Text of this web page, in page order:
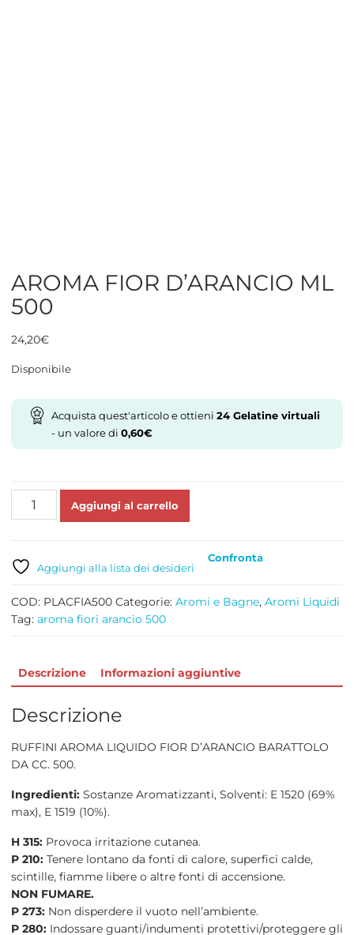
AROMA FIOR D’ARANCIO ML
500
24,20€
Disponibile
Acquista quest'articolo e ottieni 24Gelatine virtuali
- un valore di 0,60€
AROMA
500
quantità
Aggiungi al carrello
Aggiungi alla lista dei desideri
Confronta
COD: PLACFIA500 Categorie: Aromi e Bagne, Aromi Liquidi
Tag: aroma fiori arancio 500
Descrizione Informazioni aggiuntive
Descrizione
RUFFINI AROMA LIQUIDO FIOR D’ARANCIO BARATTOLO
DA CC. 500.
Ingredienti:Sostanze Aromatizzanti, Solventi: E 1520 (69%
max), E 1519 (10%).
H 315:Provoca irritazione cutanea.
P 210:Tenere lontano da fonti di calore, superfici calde,
scintille, fiamme libere o altre fonti di accensione.
NON FUMARE.
P 273:Non disperdere il vuoto nell’ambiente.
P 280:Indossare guanti/indumenti protettivi/proteggere gli